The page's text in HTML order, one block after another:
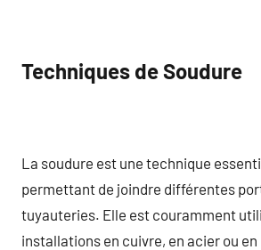
Techniques de Soudure
La soudure est une technique
permettant de joindre différentes
tuyauteries. Elle est couramment
installations en cuivre, en acier ou